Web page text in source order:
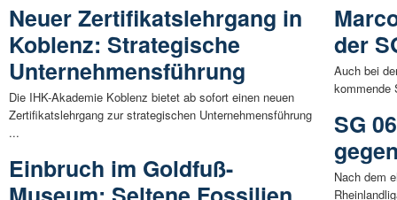
Neuer Zertifikatslehrgang in
Koblenz: Strategische
Unternehmensführung
Die IHK-Akademie Koblenz bietet ab sofort einen neuen
Zertifikatslehrgang zur strategischen Unternehmensführung
...
Einbruch im Goldfuß-
der
Auch bei
kommende
SG
Nach dem